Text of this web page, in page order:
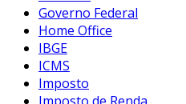
Governo Federal
Home Office
IBGE
ICMS
Imposto